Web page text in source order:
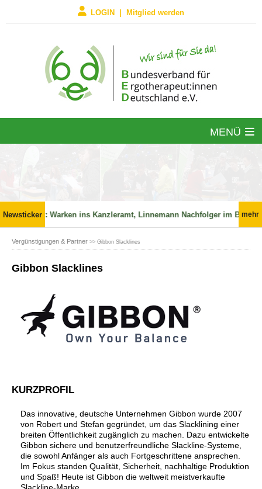
LOGIN | Mitglied werden
MENÜ
Newsticker
Politik: Warken ins Kanzleramt, Linnemann Nachfolger im BMG? mehr
Vergünstigungen & Partner >> Gibbon Slacklines
Gibbon Slacklines
KURZPROFIL
Das innovative, deutsche Unternehmen Gibbon wurde 2007
von Robert und Stefan gegründet, um das Slacklining einer
breiten Öffentlichkeit zugänglich zu machen. Dazu entwickelte
Gibbon sichere und benutzerfreundliche Slackline-Systeme,
die sowohl Anfänger als auch Fortgeschrittene ansprechen.
Im Fokus standen Qualität, Sicherheit, nachhaltige Produktion
und Spaß! Heute ist Gibbon die weltweit meistverkaufte